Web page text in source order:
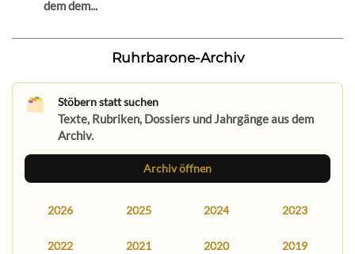
dem dem...
Ruhrbarone-Archiv
Stöbern statt suchen
Texte, Rubriken, Dossiers und Jahrgänge aus dem
Archiv.
Archiv öffnen
2026 2025 2024 2023
2022 2021 2020 2019